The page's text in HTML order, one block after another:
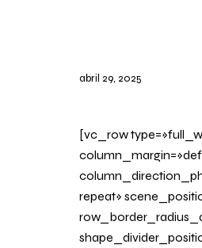
abril 29, 2025
[vc_row
repeat»